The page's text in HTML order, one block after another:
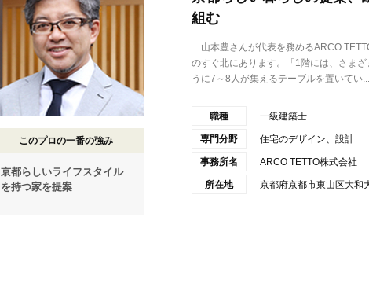
このプロの一番の強み
京都らしいライフスタイル
を持つ家を提案
組む
山本豊さんが代表を務めるARCO
のすぐ北にあります。「1階には、さま
うに7～8人が集えるテーブルを置いてい...
職種 一級建築士
専門分野 住宅のデザイン、設計
事務所名 ARCO TETTO株式会社
所在地 京都府京都市東山区大和